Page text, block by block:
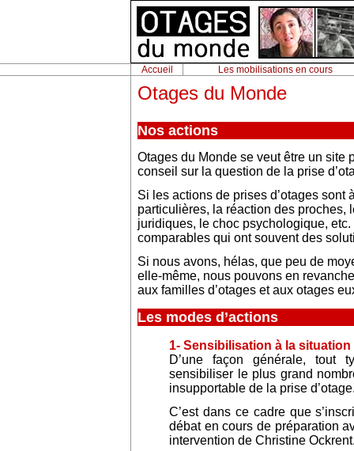
Accueil Les mobilisations en cours
Otages du Monde
Nos actions
Otages du Monde se veut être un site
conseil sur la question de la prise
Si les actions de prises d’otages sont
particulières, la réaction des proches,
juridiques, le choc psychologique,
comparables qui ont souvent des
Si nous avons, hélas, que peu de
elle-même, nous pouvons en
aux familles d’otages et aux otages
Les modes d’actions
1- Sensibilisation à la situation
D’une façon générale, tout
sensibiliser le plus grand
insupportable de la prise
C’est dans ce cadre que
débat en cours de préparation
intervention de Christine